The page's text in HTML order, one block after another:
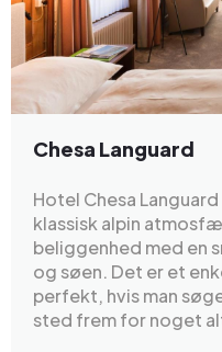
Chesa Languard
Hotel Chesa
klassisk alpin
beliggenhed med en
og søen. Det er et
perfekt, hvis man
sted frem for noget